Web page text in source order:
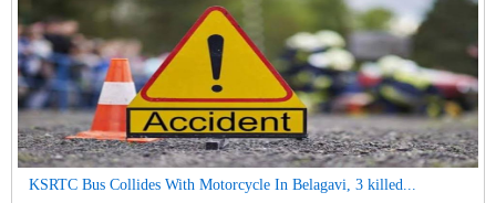
KSRTC Bus Collides With Motorcycle In Belagavi, 3 killed...